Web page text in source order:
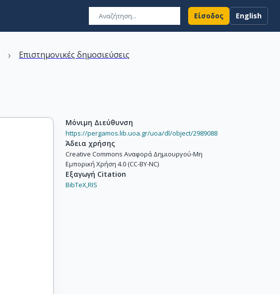
Είσοδος English
› Επιστημονικές δημοσιεύσεις
Μόνιμη Διεύθυνση
https://pergamos.lib.uoa.gr/uoa/dl/object/2989088
Άδεια χρήσης
Creative Commons Αναφορά Δημιουργού-Μη
Εμπορική Χρήση 4.0 (CC-BY-NC)
Εξαγωγή Citation
BibTeX,RIS